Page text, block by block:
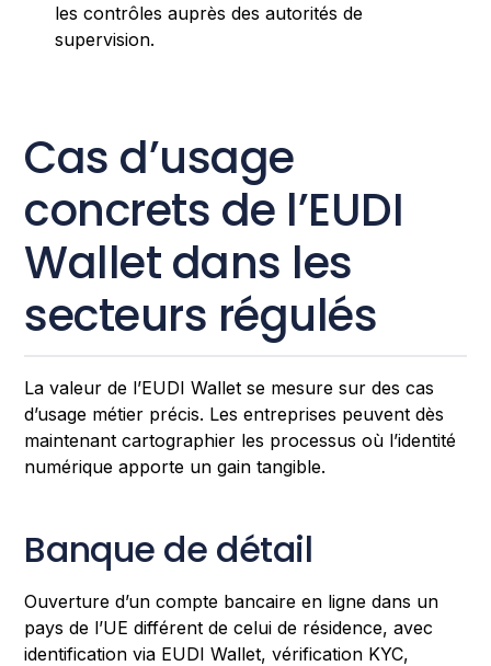
les contrôles auprès des autorités de
supervision.
Cas d’usage
concrets de l’EUDI
Wallet dans les
secteurs régulés
La valeur de l’EUDI Wallet se mesure sur des cas
d’usage métier précis. Les entreprises peuvent dès
maintenant cartographier les processus où l’identité
numérique apporte un gain tangible.
Banque de détail
Ouverture d’un compte bancaire en ligne dans un
pays de l’UE différent de celui de résidence, avec
identification via EUDI Wallet, vérification KYC,